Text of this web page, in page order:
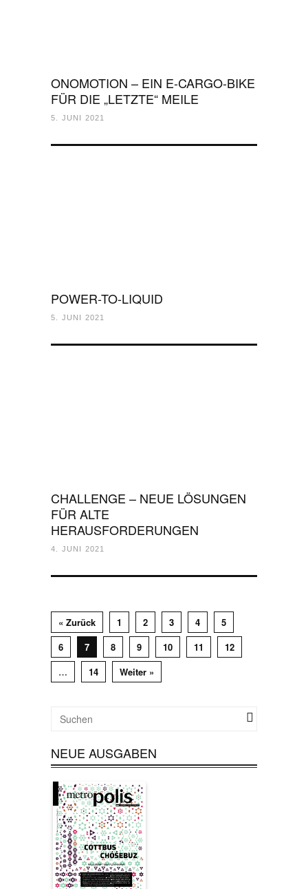
ONOMOTION – EIN E-CARGO-BIKE
FÜR DIE „LETZTE“ MEILE
5. JUNI 2021
POWER-TO-LIQUID
5. JUNI 2021
CHALLENGE – NEUE LÖSUNGEN
FÜR ALTE
HERAUSFORDERUNGEN
4. JUNI 2021
« Zurück 1 2 3 4
5
6
7 8 9 10 11
12
…
14 Weiter »
NEUE AUSGABEN